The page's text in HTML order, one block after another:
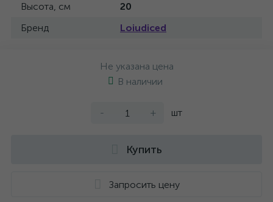
Высота, см
20
Бренд
Loiudiced
Не указана цена
В наличии
- + шт
Купить
Запросить цену